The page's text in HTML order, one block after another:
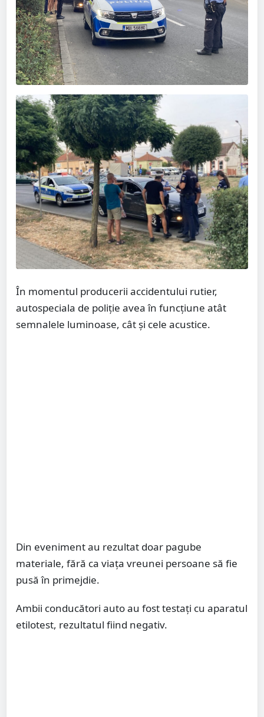
În momentul producerii accidentului rutier,
autospeciala de poliție avea în funcțiune atât
semnalele luminoase, cât și cele acustice.
Din eveniment au rezultat doar pagube
materiale, fără ca viața vreunei persoane să fie
pusă în primejdie.
Ambii conducători auto au fost testați cu aparatul
etilotest, rezultatul fiind negativ.